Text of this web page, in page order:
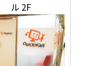
ル 2F